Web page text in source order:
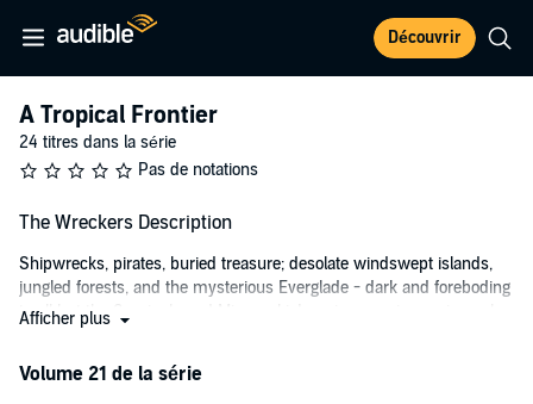
Découvrir
A Tropical Frontier
24 titres dans la série
Pas de notations
The Wreckers Description
Shipwrecks, pirates, buried treasure; desolate windswept islands,
jungled forests, and the mysterious Everglade - dark and foreboding
to all but the Seminole and Miccosuki. Imagine growing up in such a
unusual. It is simply home.
Afficher plus
Volume 21 de la série